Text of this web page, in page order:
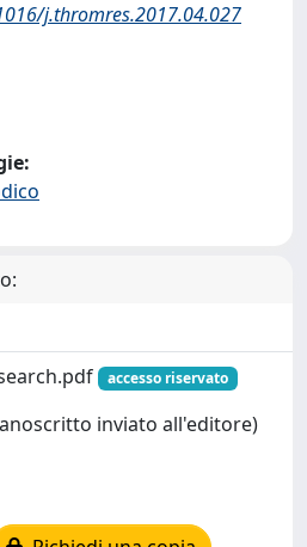
j.thromres.2017.04.027
accesso riservato
inviato all'editore)